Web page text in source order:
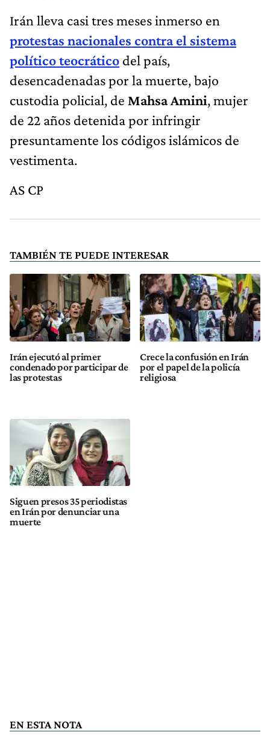
Irán lleva casi tres meses inmerso en
protestas nacionales contra el sistema
político teocrático del país,
desencadenadas por la muerte, bajo
custodia policial, de Mahsa Amini, mujer
de 22 años detenida por infringir
presuntamente los códigos islámicos de
vestimenta.
AS CP
TAMBIÉN TE PUEDE INTERESAR
Irán ejecutó al primer
condenado por participar de
las protestas
Crece la confusión en Irán
por el papel de la policía
religiosa
Siguen presos 35 periodistas
en Irán por denunciar una
muerte
EN ESTA NOTA